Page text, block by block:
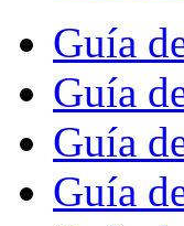
Guía
Guía
Guía
Guía